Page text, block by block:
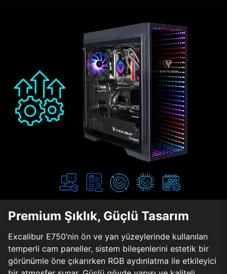
Premium Şıklık, Güçlü Tasarım
Excalibur E750’nin ön ve yan yüzeylerinde kullanılan
temperli cam paneller, sistem bileşenlerini estetik bir
görünümle öne çıkarırken RGB aydınlatma ile etkileyici